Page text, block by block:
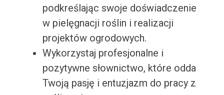
podkreślając swoje doświadczenie
w pielęgnacji roślin i realizacji
projektów ogrodowych.
Wykorzystaj profesjonalne i
pozytywne słownictwo, które odda
Twoją pasję i entuzjazm do pracy z